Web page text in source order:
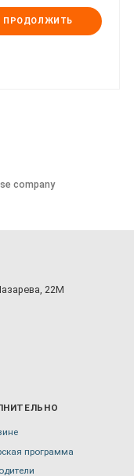
ПРОДОЛЖИТЬ
company
22М
программа